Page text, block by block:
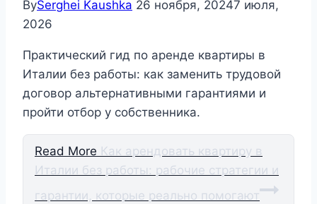
BySerghei Kaushka 26 ноября, 20247 июля,
2026
Практический гид по аренде квартиры в
Италии без работы: как заменить трудовой
договор альтернативными гарантиями и
пройти отбор у собственника.
Read More Как арендовать квартиру в
Италии без работы: рабочие стратегии и
гарантии, которые реально помогают